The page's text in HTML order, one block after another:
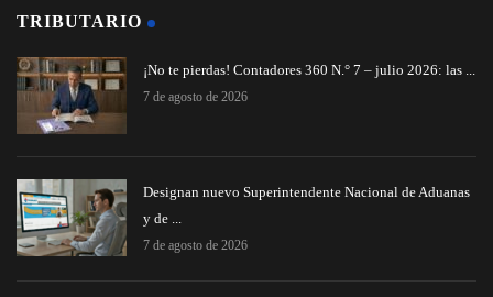
TRIBUTARIO
¡No te pierdas! Contadores 360 N.° 7 – julio 2026: las ...
7 de agosto de 2026
Designan nuevo Superintendente Nacional de Aduanas
y de ...
7 de agosto de 2026